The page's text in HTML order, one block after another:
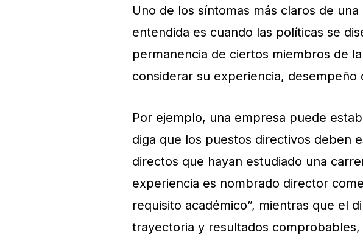
Uno de los síntomas más claros de
entendida es cuando las políticas se
permanencia de ciertos miembros de
considerar su experiencia, desempeño
Por ejemplo, una empresa puede
diga que los puestos directivos deben
directos que hayan estudiado una
experiencia es nombrado director
requisito académico”, mientras que el
trayectoria y resultados